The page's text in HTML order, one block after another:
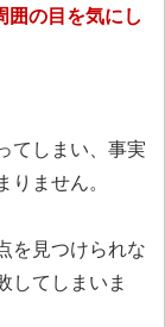
囲の目を気にし
てしまい、事実
りません。
を見つけられな
してしまいま